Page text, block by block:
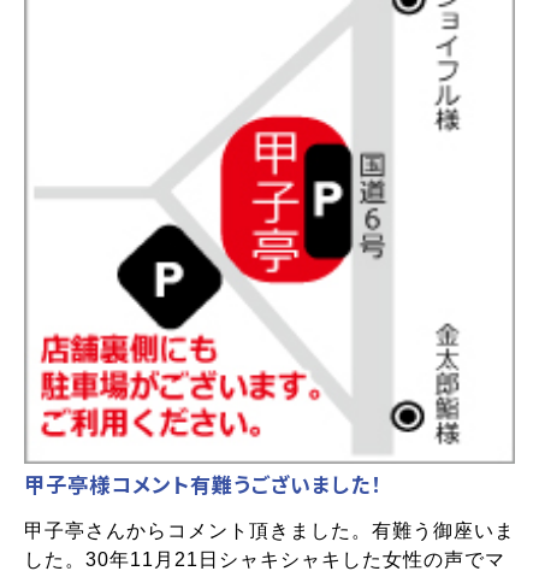
甲子亭様コメント有難うございました！
甲子亭さんからコメント頂きました。有難う御座いま
した。30年11月21日シャキシャキした女性の声でマ